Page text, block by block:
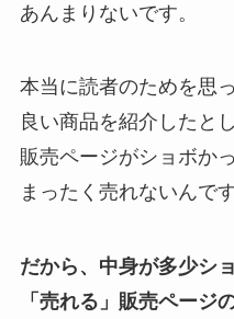
あんまりないです。
本当に読者のためを思
良い商品を紹介したと
販売ページがショボか
まったく売れないんです
だから、中身が多少シ
「売れる」販売ページ